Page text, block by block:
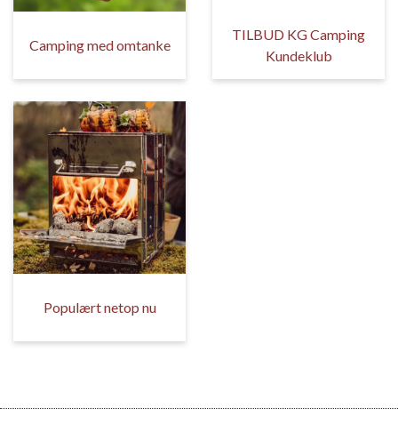
Camping med omtanke
TILBUD KG Camping
Kundeklub
Populært netop nu